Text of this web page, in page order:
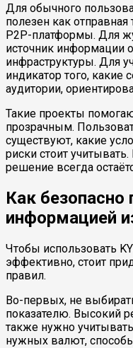
Для обычного
полезен как
P2P-платформы. Для
источник информации
инфраструктуры. Для
индикатор того, какие
аудитории,
Такие проекты
прозрачным.
существуют, какие
риски стоит
решение всегда
Как безопасно
информацией
Чтобы использовать
эффективно, стоит
правил.
Во-первых, не
показателю. Высокий
также нужно
нужных валют,